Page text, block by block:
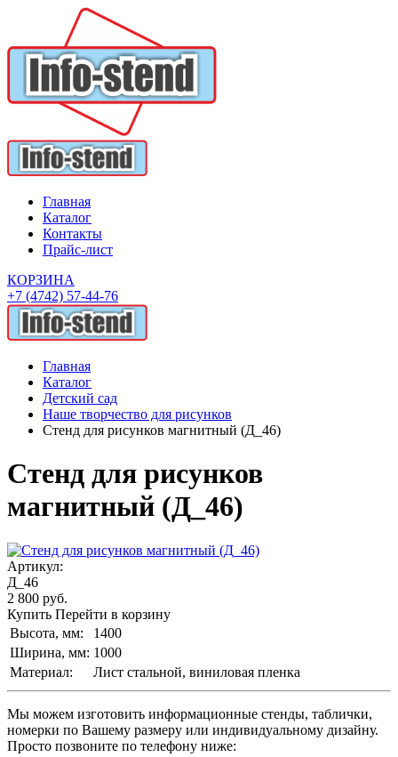
Главная
Каталог
Контакты
Прайс-лист
КОРЗИНА
+7 (4742) 57-44-76
Главная
Каталог
Детский сад
Наше творчество для рисунков
Стенд для рисунков магнитный (Д_46)
Стенд для рисунков
магнитный (Д_46)
Артикул:
Д_46
2 800 руб.
Купить Перейти в корзину
Высота, мм:
1400
Ширина, мм: 1000
Материал:
Лист стальной, виниловая пленка
Мы можем изготовить информационные стенды, таблички,
номерки по Вашему размеру или индивидуальному дизайну.
Просто позвоните по телефону ниже: